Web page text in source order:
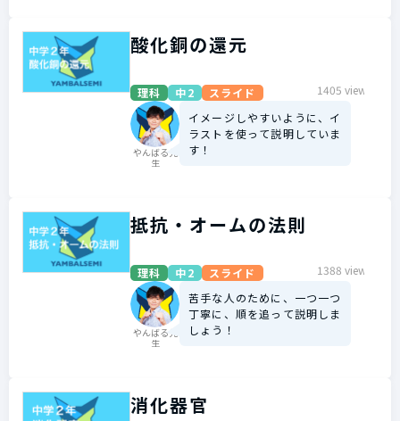
酸化銅の還元
理科 中2 スライド 1405 view
やんばる先
生
イメージしやすいように、イ
ラストを使って説明していま
す！
抵抗・オームの法則
理科 中2 スライド 1388 view
やんばる先
生
苦手な人のために、一つ一つ
丁寧に、順を追って説明しま
しょう！
消化器官